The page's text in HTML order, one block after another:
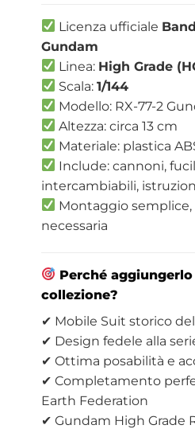
Licenza ufficiale
Gundam
Linea: High Grade
Scala:1/144
Modello: RX-77-2
Altezza: circa 13 cm
Materiale: plastica
Include: cannoni,
intercambiabili,
Montaggio semplice,
necessaria
Perché
collezione?
✔ Mobile Suit storico
✔ Design fedele alla
✔ Ottima posabilità e
✔ Completamento
Earth Federation
✔ Gundam High Grade